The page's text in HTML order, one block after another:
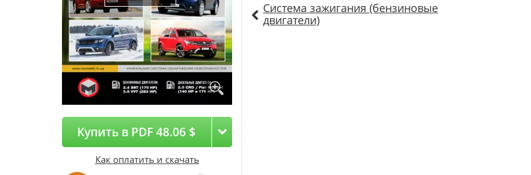
Купить в PDF 48.06 $
Как оплатить и скачать
Система зажигания (бензиновые
двигатели)